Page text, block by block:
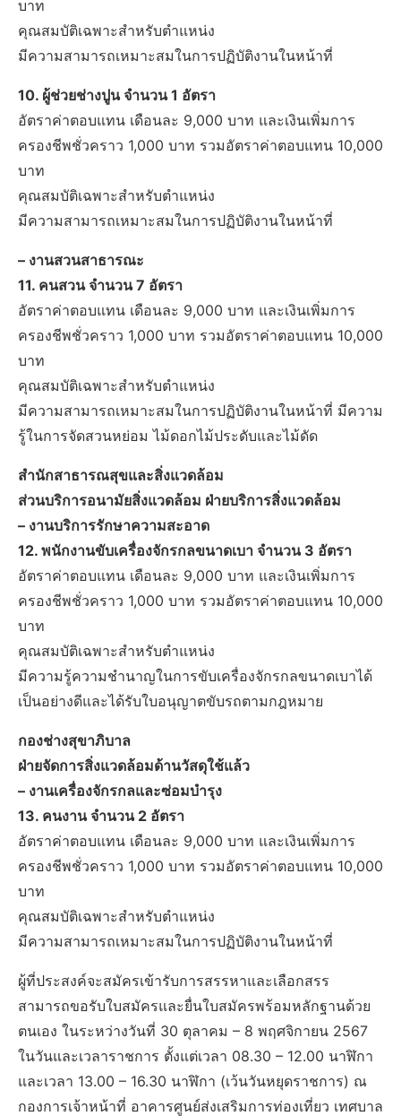
บาท
คุณสมบัติเฉพาะสำหรับตำแหน่ง
มีความสามารถเหมาะสมในการปฏิบัติงานในหน้าที่
10. ผู้ช่วยช่างปูน จำนวน 1 อัตรา
อัตราค่าตอบแทน เดือนละ 9,000 บาท และเงินเพิ่มการ
ครองชีพชั่วคราว 1,000 บาท รวมอัตราค่าตอบแทน 10,000
บาท
คุณสมบัติเฉพาะสำหรับตำแหน่ง
มีความสามารถเหมาะสมในการปฏิบัติงานในหน้าที่
– งานสวนสาธารณะ
11. คนสวน จำนวน 7 อัตรา
อัตราค่าตอบแทน เดือนละ 9,000 บาท และเงินเพิ่มการ
ครองชีพชั่วคราว 1,000 บาท รวมอัตราค่าตอบแทน 10,000
บาท
คุณสมบัติเฉพาะสำหรับตำแหน่ง
มีความสามารถเหมาะสมในการปฏิบัติงานในหน้าที่ มีความ
รู้ในการจัดสวนหย่อม ไม้ดอกไม้ประดับและไม้ดัด
สำนักสาธารณสุขและสิ่งแวดล้อม
ส่วนบริการอนามัยสิ่งแวดล้อม ฝ่ายบริการสิ่งแวดล้อม
– งานบริการรักษาความสะอาด
12. พนักงานขับเครื่องจักรกลขนาดเบา จำนวน 3 อัตรา
อัตราค่าตอบแทน เดือนละ 9,000 บาท และเงินเพิ่มการ
ครองชีพชั่วคราว 1,000 บาท รวมอัตราค่าตอบแทน 10,000
บาท
คุณสมบัติเฉพาะสำหรับตำแหน่ง
มีความรู้ความชำนาญในการขับเครื่องจักรกลขนาดเบาได้
เป็นอย่างดีและได้รับใบอนุญาตขับรถตามกฎหมาย
กองช่างสุขาภิบาล
ฝ่ายจัดการสิ่งแวดล้อมด้านวัสดุใช้แล้ว
– งานเครื่องจักรกลและซ่อมบำรุง
13. คนงาน จำนวน 2 อัตรา
อัตราค่าตอบแทน เดือนละ 9,000 บาท และเงินเพิ่มการ
ครองชีพชั่วคราว 1,000 บาท รวมอัตราค่าตอบแทน 10,000
บาท
คุณสมบัติเฉพาะสำหรับตำแหน่ง
มีความสามารถเหมาะสมในการปฏิบัติงานในหน้าที่
ผู้ที่ประสงค์จะสมัครเข้ารับการสรรหาและเลือกสรร
สามารถขอรับใบสมัครและยื่นใบสมัครพร้อมหลักฐานด้วย
ตนเอง ในระหว่างวันที่ 30 ตุลาคม – 8 พฤศจิกายน 2567
ในวันและเวลาราชการ ตั้งแต่เวลา 08.30 – 12.00 นาฬิกา
และเวลา 13.00 – 16.30 นาฬิกา (เว้นวันหยุดราชการ) ณ
กองการเจ้าหน้าที่ อาคารศูนย์ส่งเสริมการท่องเที่ยว เทศบาล